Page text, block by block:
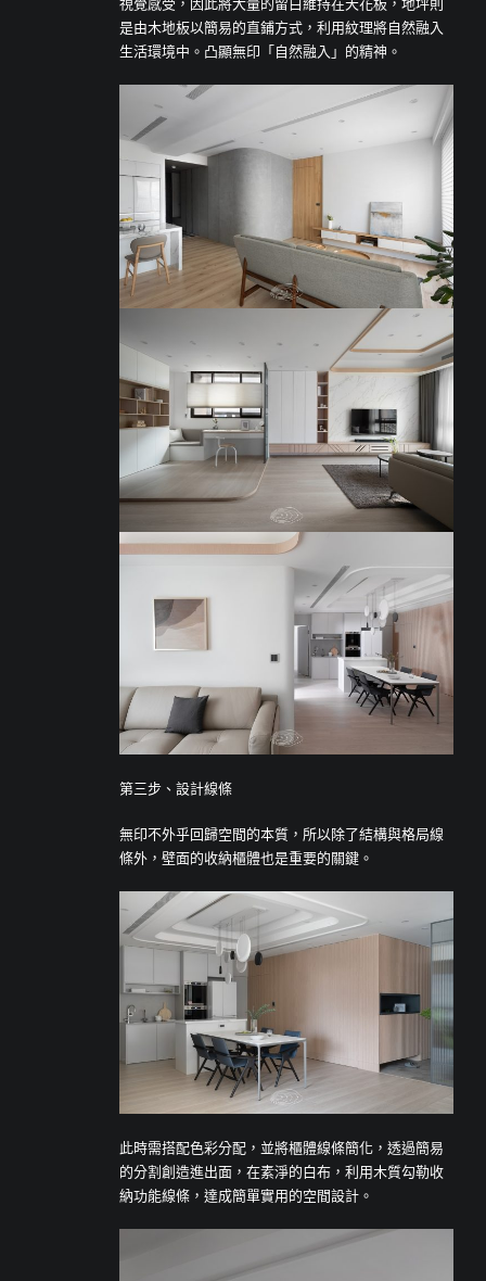
是由木地板以簡易的直鋪方式，利用紋理將自然融入
生活環境中。凸顯無印「自然融入」的精神。
第三步、設計線條
無印不外乎回歸空間的本質，所以除了結構與格局線
條外，壁面的收納櫃體也是重要的關鍵。
此時需搭配色彩分配，並將櫃體線條簡化，透過簡易
的分割創造進出面，在素淨的白布，利用木質勾勒收
納功能線條，達成簡單實用的空間設計。